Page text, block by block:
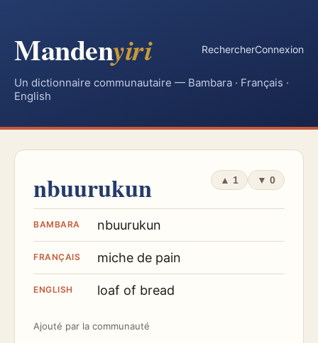
Mandenyiri RechercherConnexion
Un dictionnaire communautaire — Bambara · Français ·
English
nbuurukun ▲ 1 ▼ 0
BAMBARA nbuurukun
FRANÇAIS miche de pain
ENGLISH loaf of bread
Ajouté par la communauté